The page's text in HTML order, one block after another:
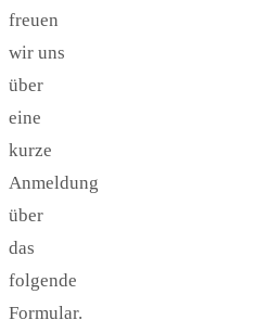
freuen
wir uns
über
eine
kurze
Anmeldung
über
das
folgende
Formular.